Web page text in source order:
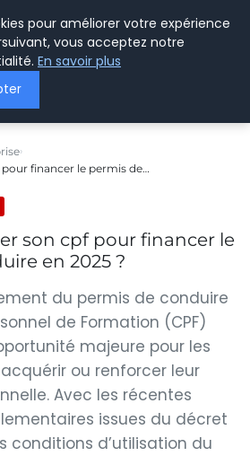
financer le permis de…
son cpf pour financer le
en 2025 ?
du permis de conduire
de Formation (CPF)
majeure pour les
ou renforcer leur
Avec les récentes
issues du décret
conditions d’utilisation du
pour améliorer votre expérience
vous acceptez notre
En savoir plus